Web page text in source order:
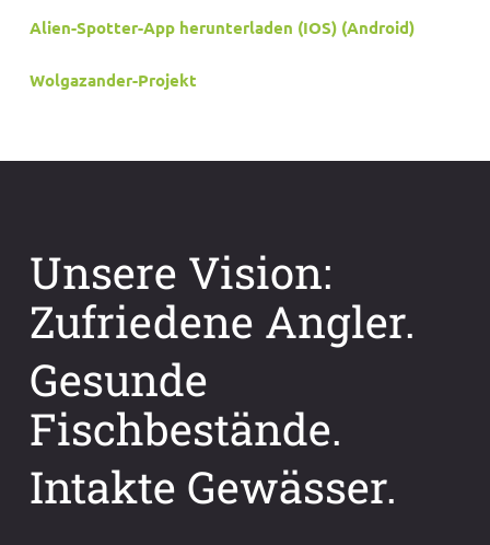
Alien-Spotter-App herunterladen (IOS) (Android)
Wolgazander-Projekt
Unsere Vision:
Zufriedene Angler.
Gesunde
Fischbestände.
Intakte Gewässer.